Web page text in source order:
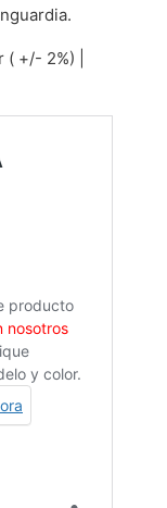
+/- 2%) |